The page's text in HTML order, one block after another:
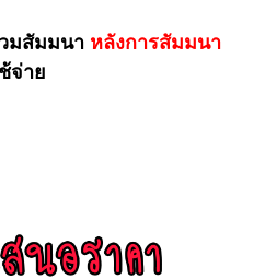
มสัมมนา หลังการสัมมนา
จ่าย